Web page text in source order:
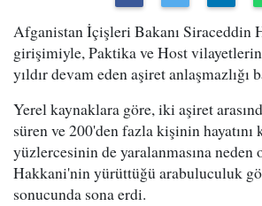
Afganistan İçişleri Bakanı Siraceddin
girişimiyle, Paktika ve Host
yıldır devam eden aşiret anlaşmazlığı
Yerel kaynaklara göre, iki aşiret
süren ve 200'den fazla kişinin hayatını
yüzlercesinin de yaralanmasına neden
Hakkani'nin yürüttüğü arabuluculuk
sonucunda sona erdi.